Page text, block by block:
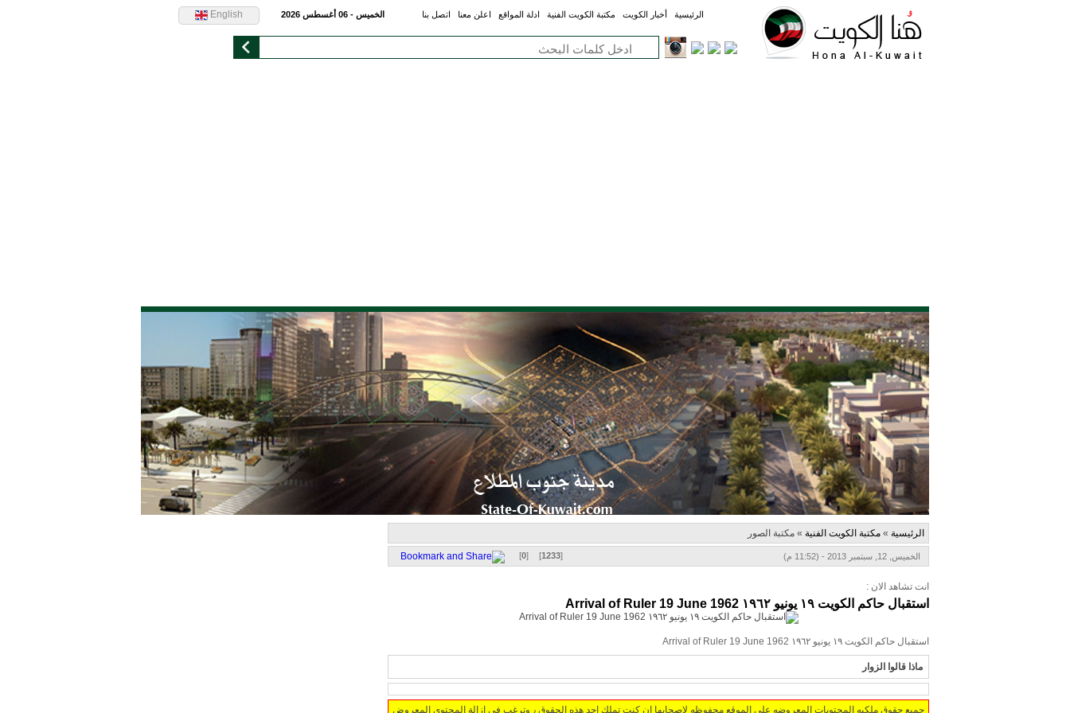
الرئيسية أخبار الكويت مكتبة الكويت الفنية ادلة المواقع اعلن معنا اتصل بنا الخميس - 06 أغسطس 2026 English
الرئيسية » مكتبة الكويت الفنية » مكتبة الصور
الخميس, 12, سبتمبر 2013 - (11:52 م) [
0
] [
1233
]
انت تشاهد الان :
استقبال حاكم الكويت ١٩ يونيو ١٩٦٢ Arrival of Ruler 19 June 1962
استقبال حاكم الكويت ١٩ يونيو ١٩٦٢ Arrival of Ruler 19 June 1962
ماذا قالوا الزوار
جميع حقوق ملكيه المحتويات المعروضه علي الموقع محفوظه لاصحابها ان كنت تملك احد هذه الحقوق ٫ وترغب في ازالة المحتوي المعروض